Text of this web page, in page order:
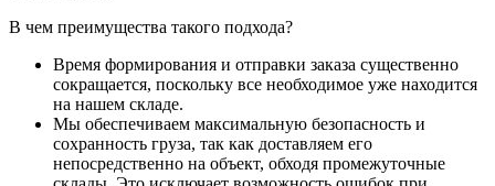
В чем преимущества такого подхода?
Время формирования и отправки заказа существенно
сокращается, поскольку все необходимое уже находится
на нашем складе.
Мы обеспечиваем максимальную безопасность и
сохранность груза, так как доставляем его
непосредственно на объект, обходя промежуточные